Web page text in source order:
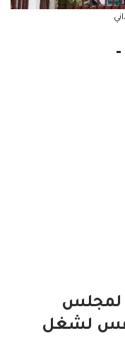
لمجلس
لشغل